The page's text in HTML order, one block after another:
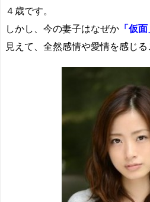
４歳です。
しかし、今の妻子はなぜか 「仮面
見えて、全然感情や愛情を感じる